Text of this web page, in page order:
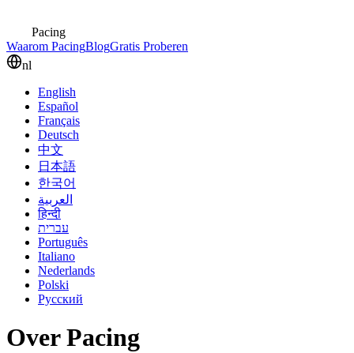
Pacing
Waarom PacingBlogGratis Proberen
nl
English
Español
Français
Deutsch
中文
日本語
한국어
العربية
हिन्दी
עברית
Português
Italiano
Nederlands
Polski
Русский
Over Pacing